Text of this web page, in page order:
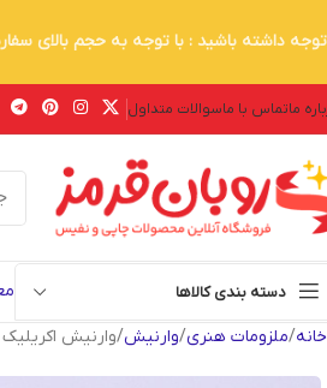
ماتماس با ماسوالات متداول
دسته بندی کالاها
خانه ملزومات هنری وارنیش وارنیش اکریلیک
توجه داشته باشید : با توجه به حجم بالای